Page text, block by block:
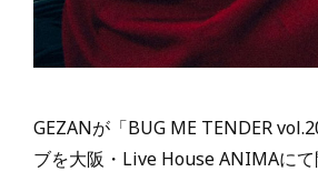
GEZANが「BUG ME TENDER
ブを大阪・Live House ANIMAにて